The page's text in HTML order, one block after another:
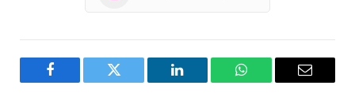
Facebook Twitter LinkedIn WhatsAppEmail